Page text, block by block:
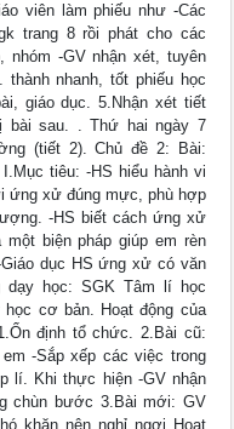
viên làm phiếu như -Các
trang 8 rồi phát cho các
nhóm -GV nhận xét, tuyên
nhanh, tốt phiếu học
giáo dục. 5.Nhận xét tiết
bài sau. . Thứ hai ngày 7
(tiết 2). Chủ đề 2: Bài:
tiêu: -HS hiểu hành vi
ứng xử đúng mực, phù hợp
-HS biết cách ứng xử
biện pháp giúp em rèn
dục HS ứng xử có văn
dạy học: SGK Tâm lí học
cơ bản. Hoạt động của
định tổ chức. 2.Bài cũ:
-Sắp xếp các việc trong
lí. Khi thực hiện -GV nhận
chùn bước 3.Bài mới: GV
khăn nên nghỉ ngơi Hoạt